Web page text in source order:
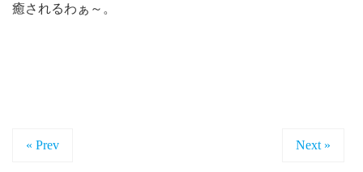
癒されるわぁ～。
« Prev Next »